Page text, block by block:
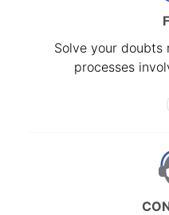
Solve your
processes